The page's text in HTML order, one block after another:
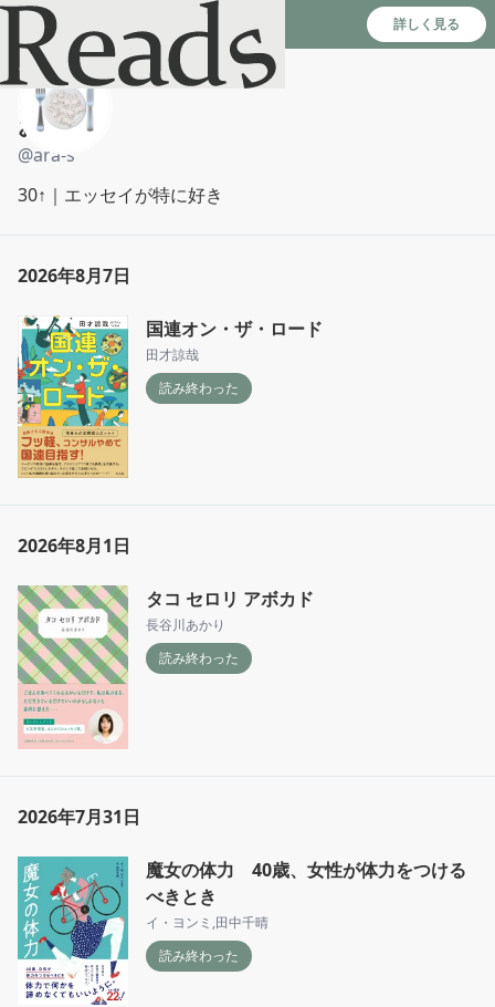
Reads - 読書のSNS＆記録アプリ 詳しく見る
おさら
@ara-s
30↑｜エッセイが特に好き
2026年8月7日
国連オン・ザ・ロード
田才諒哉
読み終わった
2026年8月1日
タコ セロリ アボカド
長谷川あかり
読み終わった
2026年7月31日
魔女の体力 40歳、女性が体力をつける
べきとき
イ・ヨンミ ,田中千晴
読み終わった